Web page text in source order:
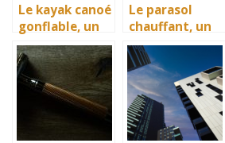
Le kayak canoé
gonflable, un
bon
équipement de
divertissement
nautique
Le parasol
chauffant, un
accessoire
idéal de
diffusion de la
chaleur